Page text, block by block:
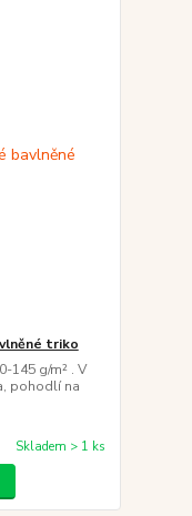
triko
145 g/m² . V
pohodlí na
Skladem > 1 ks